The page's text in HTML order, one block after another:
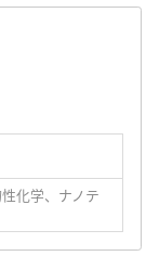
化学、ナノテ